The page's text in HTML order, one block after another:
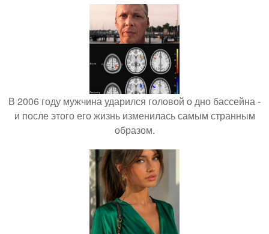
В 2006 году мужчина ударился головой о дно бассейна -
и после этого его жизнь изменилась самым странным
образом.